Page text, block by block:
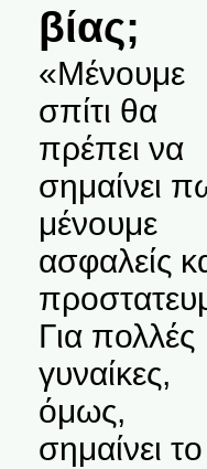
βίας;
«Μένουμε
σπίτι θα
πρέπει να
σημαίνει
μένουμε
ασφαλείς
Για πολλές
γυναίκες,
όμως,
σημαίνει το